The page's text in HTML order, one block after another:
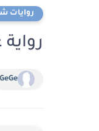
روايات
رواية
GeGe